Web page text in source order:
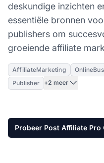
deskundige inzichten
essentiële bronnen
publishers om
groeiende affiliate
AffiliateMarketing
Publisher
+2 meer
Probeer Post Affiliate Pro